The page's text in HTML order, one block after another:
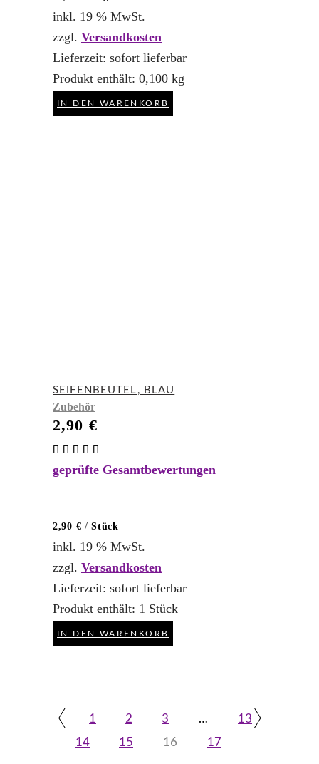
inkl. 19 % MwSt.
zzgl. Versandkosten
Lieferzeit: sofort lieferbar
Produkt enthält: 0,100 kg
IN DEN WARENKORB
SEIFENBEUTEL, BLAU
Zubehör
2,90 €
5.00
geprüfte Gesamtbewertungen
2,90 € /Stück
inkl. 19 % MwSt.
zzgl. Versandkosten
Lieferzeit: sofort lieferbar
Produkt enthält: 1 Stück
IN DEN WARENKORB
1 2 3 …
13
14
15 16 17